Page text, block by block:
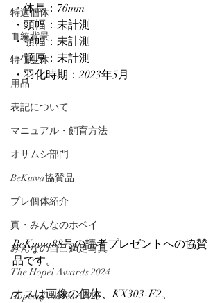
特選個体
血統背景
特価生体
用品
表記について
マニュアル・飼育方法
オサムシ部門
BeKuwa協賛品
プレ個体紹介
真・みんなのホペイ
みんなの自己満足写真
The Hopei Awards 2024
Hopei of the Year 2025
・体長：76mm
・頭幅：未計測
・顎幅：未計測
・顎厚：未計測
・羽化時期：2023年5月
BeKuwa88号の読者プレゼントへの協賛
品です。
オスは画像の個体、KX303-F2、